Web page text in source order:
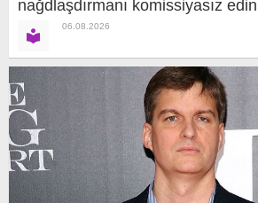
nağdlaşdırmanı komissiyasız edin
06.08.2026